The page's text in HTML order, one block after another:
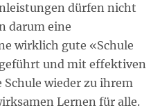
dürfen nicht
darum eine
wirklich gute «Schule
und mit effektiven
wieder zu ihrem
Lernen für alle.